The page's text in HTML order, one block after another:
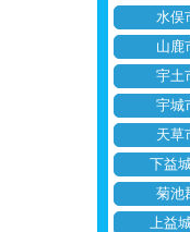
水俣
山鹿
宇土
宇城
天草
下益
菊池
上益